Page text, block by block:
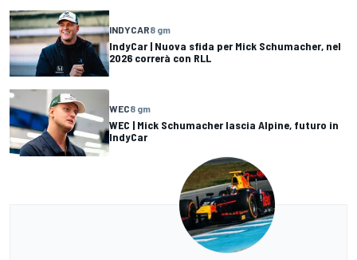
INDYCAR8 gm
IndyCar | Nuova sfida per Mick Schumacher, nel
2026 correrà con RLL
WEC8 gm
WEC | Mick Schumacher lascia Alpine, futuro in
IndyCar